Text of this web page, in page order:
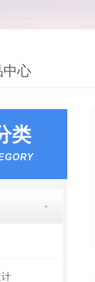
中心
类